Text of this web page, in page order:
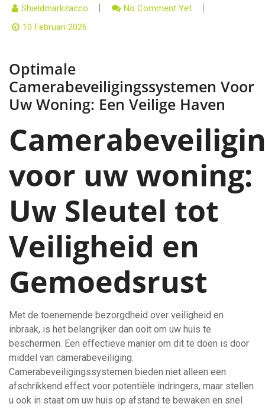
Shieldmarkzacco
No Comment Yet
10 Februari 2026
Optimale
Camerabeveiligingssystemen Voor
Uw Woning: Een Veilige Haven
voor uw woning:
Uw Sleutel tot
Veiligheid en
Gemoedsrust
Met de toenemende bezorgdheid over veiligheid en
inbraak, is het belangrijker dan ooit om uw huis te
beschermen. Een effectieve manier om dit te doen is door
middel van camerabeveiliging.
Camerabeveiligingssystemen bieden niet alleen een
afschrikkend effect voor potentiële indringers, maar stellen
u ook in staat om uw huis op afstand te bewaken en snel